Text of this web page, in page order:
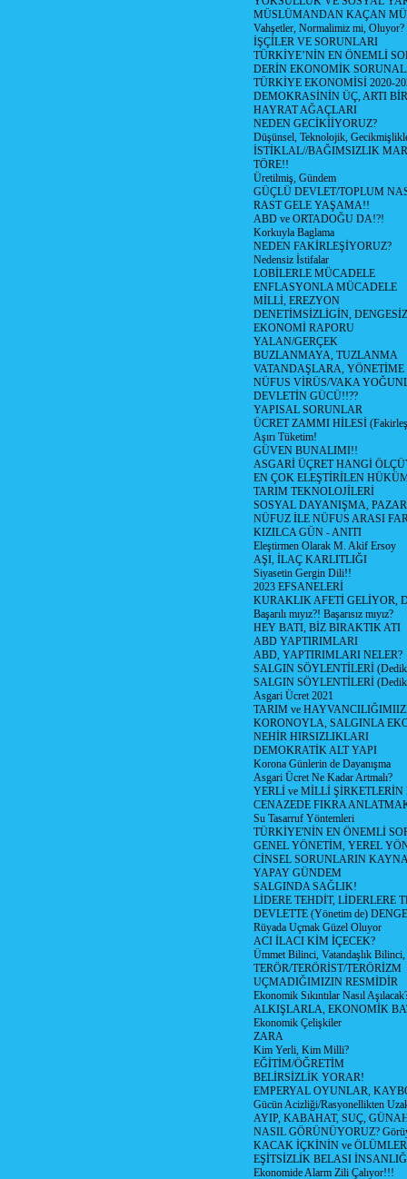
MÜSLÜMANDAN KAÇAN
Vahşetler, Normalimiz mi, Oluyor?
İŞÇİLER VE SORUNLARI
TÜRKİYE’NİN EN ÖNEMLİ
DERİN EKONOMİK
TÜRKİYE EKONOMİSİ 2020-
DEMOKRASİNİN ÜÇ, ARTI
HAYRAT AĞAÇLARI
NEDEN GECİKİİYORUZ?
Düşünsel, Teknolojik,
İSTİKLAL//BAĞIMSIZLIK
TÖRE!!
Üretilmiş, Gündem
GÜÇLÜ DEVLET/TOPLUM
RAST GELE YAŞAMA!!
ABD ve ORTADOĞU DA!?!
Korkuyla Baglama
NEDEN FAKİRLEŞİYORUZ?
Nedensiz İstifalar
LOBİLERLE MÜCADELE
ENFLASYONLA MÜCADELE
MİLLİ, EREZYON
DENETİMSİZLİGİN,
EKONOMİ RAPORU
YALAN/GERÇEK
BUZLANMAYA, TUZLANMA
VATANDAŞLARA,
NÜFUS VİRÜS/VAKA
DEVLETİN GÜCÜ!!??
YAPISAL SORUNLAR
ÜCRET ZAMMI HİLESİ
Aşırı Tüketim!
GÜVEN BUNALIMI!!
ASGARİ ÜÇRET HANGİ
EN ÇOK ELEŞTİRİLEN
TARIM TEKNOLOJİLERİ
SOSYAL DAYANIŞMA,
NÜFUZ İLE NÜFUS ARASI
KIZILCA GÜN - ANITI
Eleştirmen Olarak M. Akif Ersoy
AŞI, İLAÇ KARLITLIĞI
Siyasetin Gergin Dili!!
2023 EFSANELERİ
KURAKLIK AFETİ GELİYOR,
Başarılı mıyız?! Başarısız mıyız?
HEY BATI, BİZ BIRAKTIK ATI
ABD YAPTIRIMLARI
ABD, YAPTIRIMLARI NELER?
SALGIN SÖYLENTİLERİ
SALGIN SÖYLENTİLERİ
Asgari Ücret 2021
TARIM ve
KORONOYLA, SALGINLA
NEHİR HIRSIZLIKLARI
DEMOKRATİK ALT YAPI
Korona Günlerin de Dayanışma
Asgari Ücret Ne Kadar Artmalı?
YERLİ ve MİLLİ
CENAZEDE FIKRA
Su Tasarruf Yöntemleri
TÜRKİYE'NİN EN ÖNEMLİ
GENEL YÖNETİM, YEREL
CİNSEL SORUNLARIN
YAPAY GÜNDEM
SALGINDA SAĞLIK!
LİDERE TEHDİT, LİDERLERE
DEVLETTE (Yönetim de)
Rüyada Uçmak Güzel Oluyor
ACI İLACI KİM İÇECEK?
Ümmet Bilinci, Vatandaşlık
TERÖR/TERÖRİST/TERÖRİZM
UÇMADIĞIMIZIN RESMİDİR
Ekonomik Sıkıntılar Nasıl
ALKIŞLARLA, EKONOMİK
Ekonomik Çelişkiler
ZARA
Kim Yerli, Kim Milli?
EĞİTİM/ÖĞRETİM
BELİRSİZLİK YORAR!
EMPERYAL OYUNLAR,
Gücün Acizliği/Rasyonellikten
AYIP, KABAHAT, SUÇ,
NASIL GÖRÜNÜYORUZ?
KACAK İÇKİNİN ve
EŞİTSİZLİK BELASI
Ekonomide Alarm Zili Çalıyor!!!